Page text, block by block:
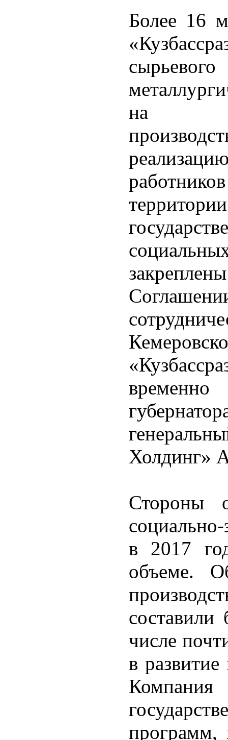
Более 16
на
Холдинг»
Стороны
в 2017
объеме.
числе
в
программ,